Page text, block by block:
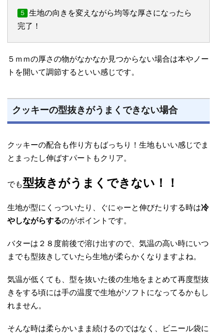
５
生地の向きを変えながら均等な厚さになったら
完了！
５ｍｍの厚さの物がなかなか見つからない場合は本やノー
トを開いて調節するといい感じです。
クッキーの型抜きがうまくできない場合
クッキーの配合も作り方もばっちり！生地もいい感じでま
とまったし伸ばすパートもクリア。
でも型抜きがうまくできない！！
生地が型にくっついたり、ぐにゃーと伸びたりする時は冷
やしながらするのがポイントです。
バターは２８度前後で溶け出すので、気温の高い時にいつ
までも型抜きしていたら生地が柔らかくなりますよね。
気温が低くても、型を抜いた後の生地をまとめて再度型抜
きをする頃には手の温度で生地がソフトになってるかもし
れません。
そんな時は柔らかいまま続けるのではなく、ビニール袋に